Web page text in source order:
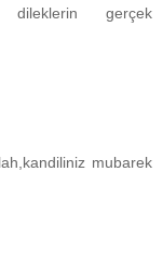
dileklerin gerçek
mubarek